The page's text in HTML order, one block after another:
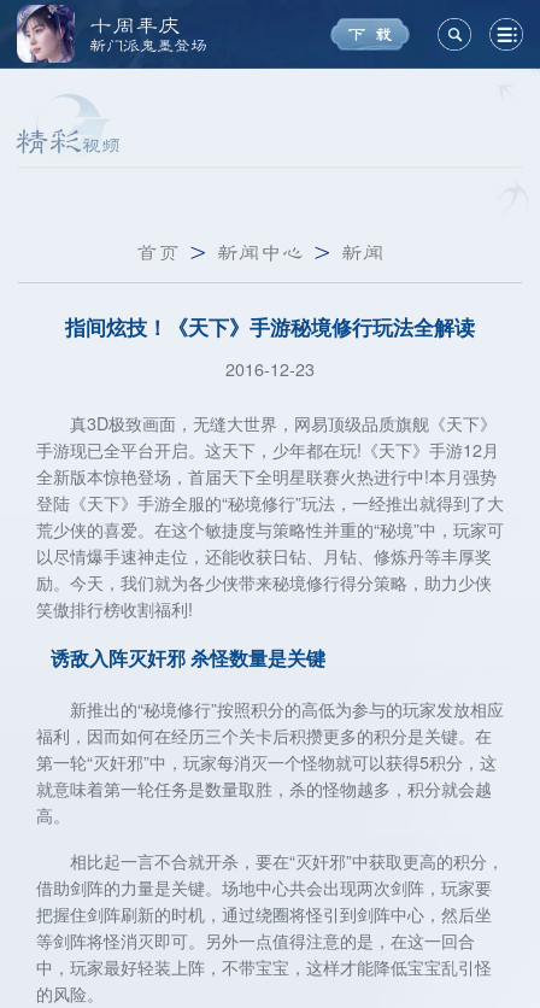
十周年庆
新门派鬼墨登场
首页 > 新闻中心 > 新闻
指间炫技！《天下》手游秘境修行玩法全解读
2016-12-23
真3D极致画面，无缝大世界，网易顶级品质旗舰《天下》
手游现已全平台开启。这天下，少年都在玩!《天下》手游12月
全新版本惊艳登场，首届天下全明星联赛火热进行中!本月强势
登陆《天下》手游全服的“秘境修行”玩法，一经推出就得到了大
荒少侠的喜爱。在这个敏捷度与策略性并重的“秘境”中，玩家可
以尽情爆手速神走位，还能收获日钻、月钻、修炼丹等丰厚奖
励。今天，我们就为各少侠带来秘境修行得分策略，助力少侠
笑傲排行榜收割福利!
诱敌入阵灭奸邪 杀怪数量是关键
新推出的“秘境修行”按照积分的高低为参与的玩家发放相应
福利，因而如何在经历三个关卡后积攒更多的积分是关键。在
第一轮“灭奸邪”中，玩家每消灭一个怪物就可以获得5积分，这
就意味着第一轮任务是数量取胜，杀的怪物越多，积分就会越
高。
相比起一言不合就开杀，要在“灭奸邪”中获取更高的积分，
借助剑阵的力量是关键。场地中心共会出现两次剑阵，玩家要
把握住剑阵刷新的时机，通过绕圈将怪引到剑阵中心，然后坐
等剑阵将怪消灭即可。另外一点值得注意的是，在这一回合
中，玩家最好轻装上阵，不带宝宝，这样才能降低宝宝乱引怪
的风险。